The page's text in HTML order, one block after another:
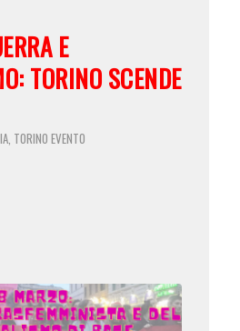
E
TORINO SCENDE
, TORINO EVENTO